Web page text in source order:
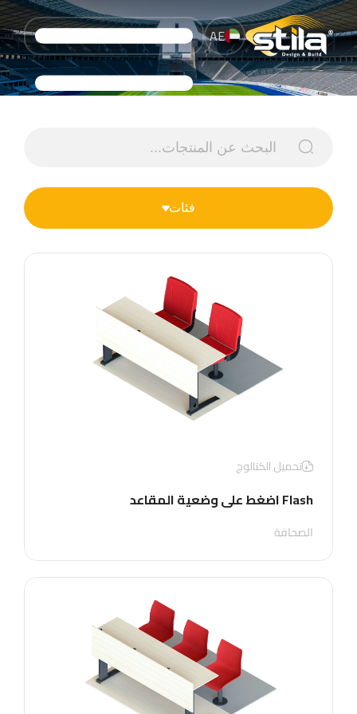
AE
فئات
تحميل الكتالوج
Flash اضغط على وضعية المقاعد
الصحافة